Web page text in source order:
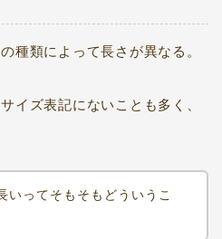
種類によって長さが異なる。
イズ表記にないことも多く、
いってそもそもどういうこ